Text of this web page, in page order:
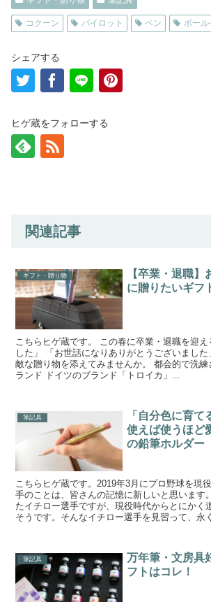
コクーン パイロット ペン ボール
シェアする
ヒゲ蔵をフォローする
関連記事
ギフト・贈り物
【卒業・退職
に贈りたいギフ
こちらヒゲ蔵です。 この春に卒業・退職を迎
した」 「お世話になりありがとうございまし
敵な贈り物を添えてみませんか。 都会的で洗
ランド ドイツのブランド「トロイカ」...
筆記具
「自分色に育て
使えば使うほど
の鉛筆ホルダー
こちらヒゲ蔵です。2019年3月にプロ野球を現
手のことは、皆さんの記憶に新しいと思います
たイチロー選手ですが、現役時代からとにかく
そうです。そんなイチロー選手を見習って、永
筆記具
万年筆・文房具
フトはコレ！